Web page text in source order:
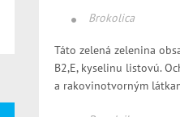
Brokolica
Táto zelená zelenina
B2,E, kyselinu listovú.
a rakovinotvorným